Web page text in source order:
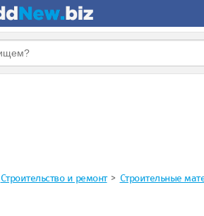
Строительство и ремонт Строительные